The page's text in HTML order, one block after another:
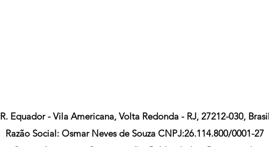
R. Equador - Vila Americana, Volta Redonda - RJ, 27212-030, Brasil
Razão Social: Osmar Neves de Souza CNPJ:26.114.800/0001-27